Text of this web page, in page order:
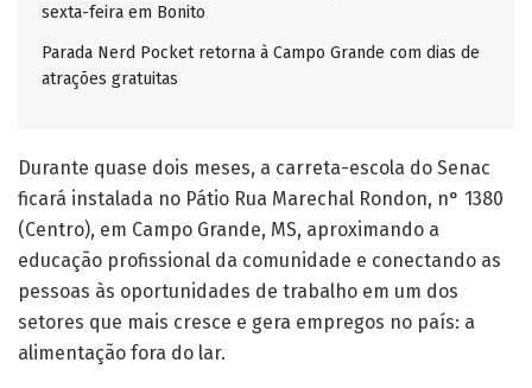
sexta-feira em Bonito
Parada Nerd Pocket retorna à Campo Grande com dias de
atrações gratuitas
Durante quase dois meses, a carreta-escola do Senac
ficará instalada no Pátio Rua Marechal Rondon, n° 1380
(Centro), em Campo Grande, MS, aproximando a
educação profissional da comunidade e conectando as
pessoas às oportunidades de trabalho em um dos
setores que mais cresce e gera empregos no país: a
alimentação fora do lar.